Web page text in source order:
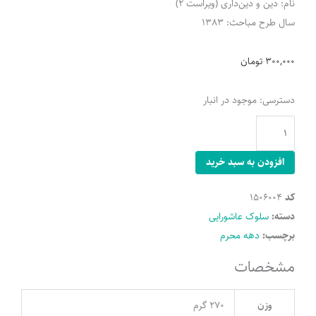
نام: دین و دین‌داری (ویراست 2)
سال طرح مباحث: 1383
300,000 تومان
دسترسی: موجود در انبار
دین
و
دینداری
عددافزودن به سبد خرید
کد 1506004
دسته:سلوک عاشورایی
برچسب:دهه محرم
مشخصات
وزن 270 گرم